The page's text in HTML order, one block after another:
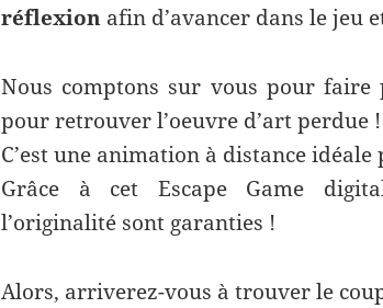
réflexion afin d’avancer dans le jeu
Nous comptons sur vous pour faire
pour retrouver l’oeuvre d’art perdue !
C’est une animation à distance
Grâce à cet Escape Game
l’originalité sont garanties !
Alors, arriverez-vous à trouver le